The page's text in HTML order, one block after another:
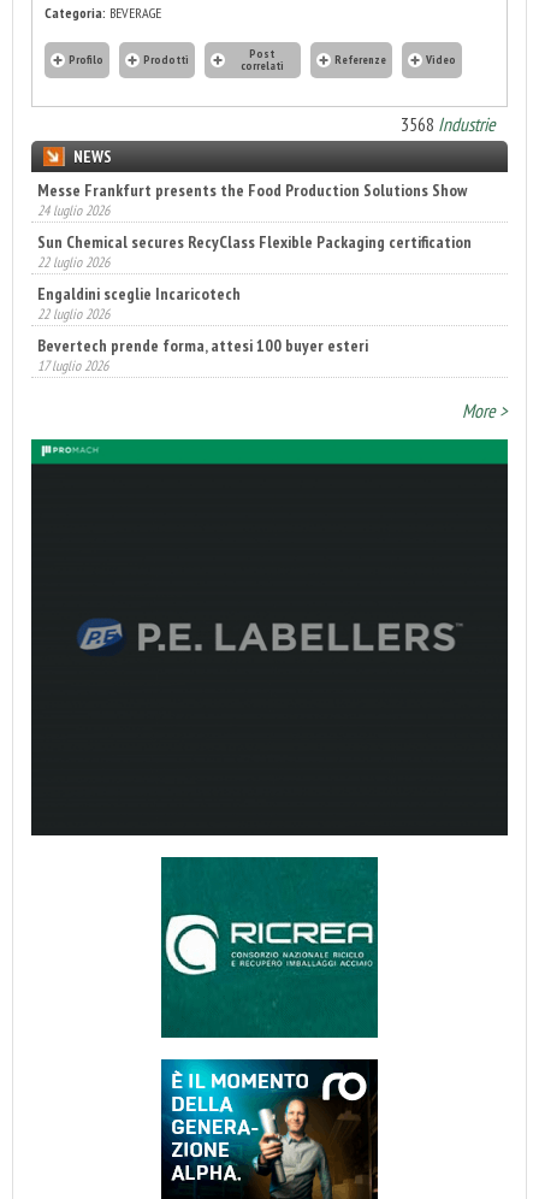
Categoria: BEVERAGE
Profilo Prodotti Post
correlati Referenze Video
3568 Industrie
NEWS
Messe Frankfurt presents the Food Production Solutions Show
24 luglio 2026
Sun Chemical secures RecyClass Flexible Packaging certification
22 luglio 2026
Engaldini sceglie Incaricotech
22 luglio 2026
Bevertech prende forma, attesi 100 buyer esteri
17 luglio 2026
Annunciati i finalisti dei Diamonds Awards 2026 di FTA Europe
More >